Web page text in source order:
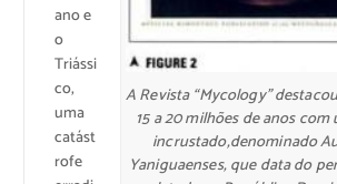
A Revista “Mycology”
15 a 20 milhões de anos
incrustado,denominado
Yaniguaenses, que data do
ano e
o
Triássi
co,
uma
catást
rofe